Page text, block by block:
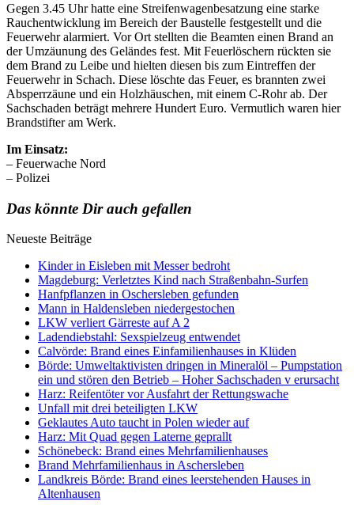
Gegen 3.45 Uhr hatte eine Streifenwagenbesatzung eine starke
Rauchentwicklung im Bereich der Baustelle festgestellt und die
Feuerwehr alarmiert. Vor Ort stellten die Beamten einen Brand an
der Umzäunung des Geländes fest. Mit Feuerlöschern rückten sie
dem Brand zu Leibe und hielten diesen bis zum Eintreffen der
Feuerwehr in Schach. Diese löschte das Feuer, es brannten zwei
Absperrzäune und ein Holzhäuschen, mit einem C-Rohr ab. Der
Sachschaden beträgt mehrere Hundert Euro. Vermutlich waren hier
Brandstifter am Werk.
Im Einsatz:
– Feuerwache Nord
– Polizei
Das könnte Dir auch gefallen
Neueste Beiträge
Kinder in Eisleben mit Messer bedroht
Magdeburg: Verletztes Kind nach Straßenbahn-Surfen
Hanfpflanzen in Oschersleben gefunden
Mann in Haldensleben niedergestochen
LKW verliert Gärreste auf A 2
Ladendiebstahl: Sexspielzeug entwendet
Calvörde: Brand eines Einfamilienhauses in Klüden
Börde: Umweltaktivisten dringen in Mineralöl – Pumpstation
ein und stören den Betrieb – Hoher Sachschaden v erursacht
Harz: Reifentöter vor Ausfahrt der Rettungswache
Unfall mit drei beteiligten LKW
Geklautes Auto taucht in Polen wieder auf
Harz: Mit Quad gegen Laterne geprallt
Schönebeck: Brand eines Mehrfamilienhauses
Brand Mehrfamilienhaus in Aschersleben
Landkreis Börde: Brand eines leerstehenden Hauses in
Altenhausen